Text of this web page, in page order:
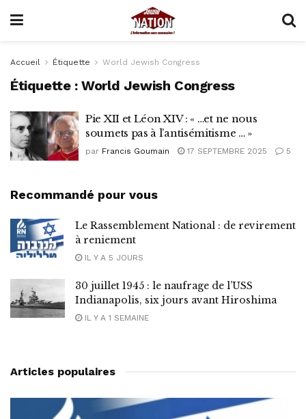
Accueil Étiquette World Jewish Congress
Étiquette :World Jewish Congress
Pie XII et Léon XIV : « …et ne nous
soumets pas à l’antisémitisme … »
par Francis Goumain 17 SEPTEMBRE 2025 5
Recommandé pour vous
Le Rassemblement National : de revirement
à reniement
IL Y A 5 JOURS
30 juillet 1945 : le naufrage de l’USS
Indianapolis, six jours avant Hiroshima
IL Y A 1 SEMAINE
Articles populaires